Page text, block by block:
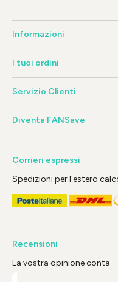
Informazioni
I tuoi ordini
Servizio Clienti
Diventa FANSave
Corrieri espressi
Spedizioni per l'estero
Recensioni
La vostra opinione conta